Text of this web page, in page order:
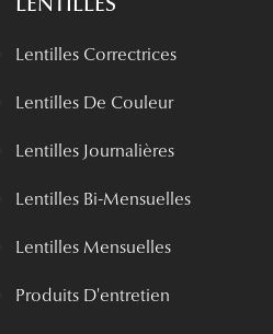
Lentilles Correctrices
Lentilles De Couleur
Lentilles Journalières
Lentilles Bi-Mensuelles
Lentilles Mensuelles
Produits D'entretien